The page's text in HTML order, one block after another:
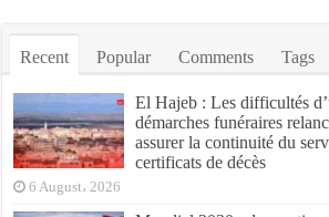
Recent Popular Comments Tags
El Hajeb : Les difficultés
démarches funéraires
assurer la continuité du
certificats de décès
6 August، 2026